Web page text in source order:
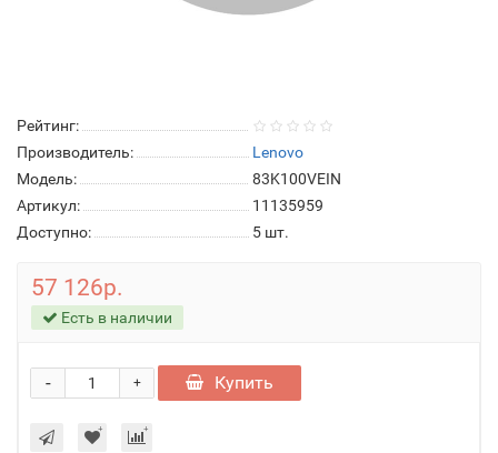
Рейтинг:
Производитель:
Lenovo
Модель:
83K100VEIN
Артикул:
11135959
Доступно:
5 шт.
57 126р.
Есть в наличии
+
- Купить